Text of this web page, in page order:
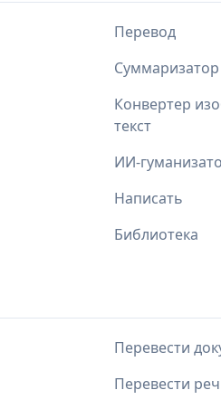
Перевод
Суммаризатор
Конвертер
текст
ИИ-
Написать
Библиотека
Перевести
Перевести